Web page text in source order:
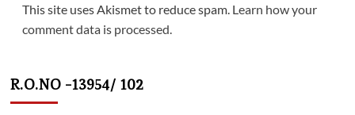
This site uses Akismet to reduce spam. Learn how your
comment data is processed.
R.O.NO -13954/ 102